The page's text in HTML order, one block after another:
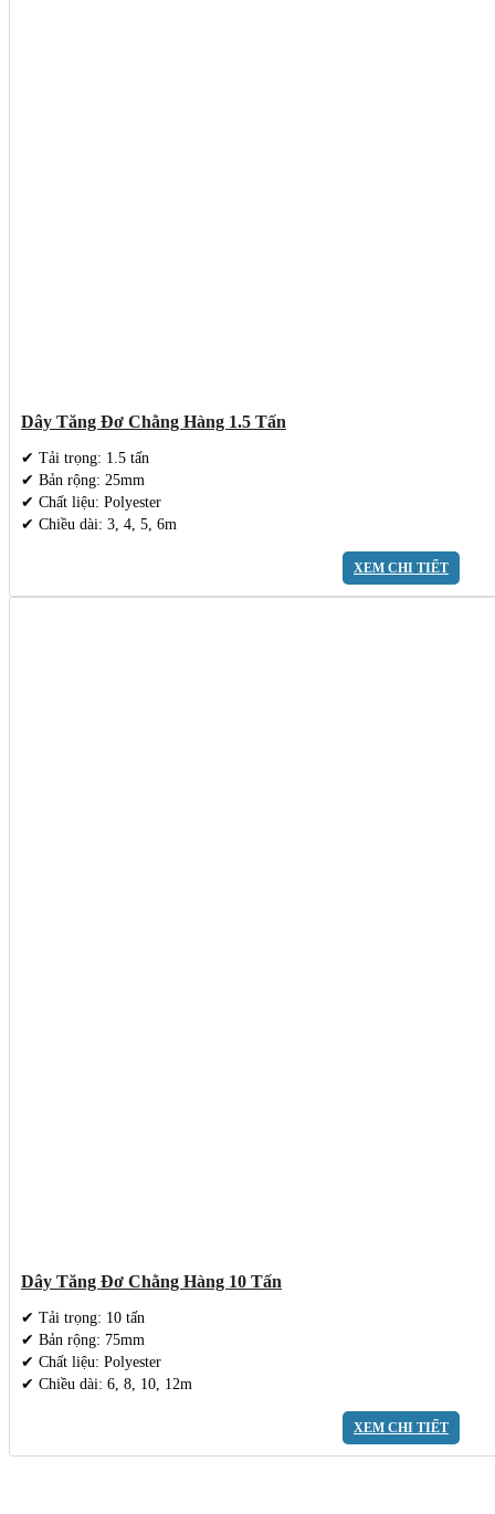
Dây Tăng Đơ Chằng Hàng 1.5 Tấn
✔ Tải trọng: 1.5 tấn
✔ Bản rộng: 25mm
✔ Chất liệu: Polyester
✔ Chiều dài: 3, 4, 5, 6m
XEM CHI TIẾT
Dây Tăng Đơ Chằng Hàng 10 Tấn
✔ Tải trọng: 10 tấn
✔ Bản rộng: 75mm
✔ Chất liệu: Polyester
✔ Chiều dài: 6, 8, 10, 12m
XEM CHI TIẾT